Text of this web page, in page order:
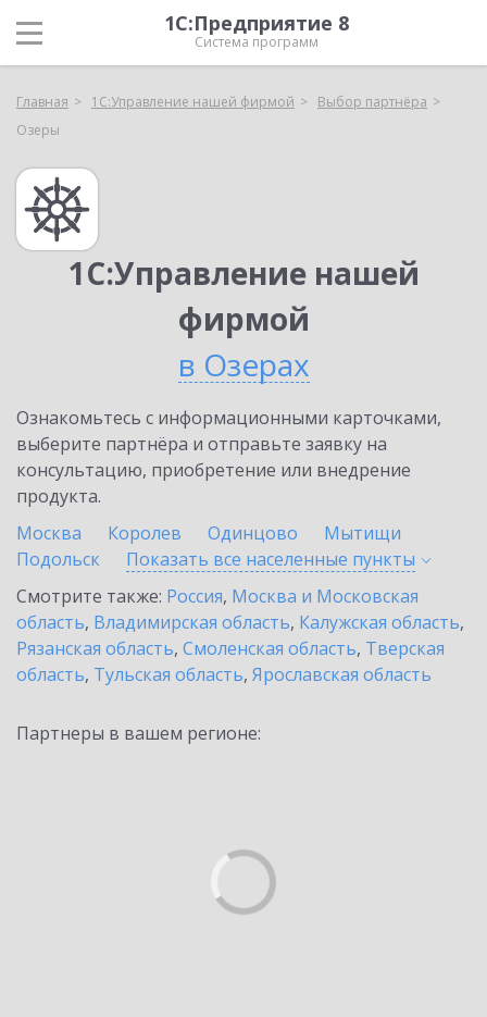
1С:Предприятие 8
Система программ
Главная 1С:Управление нашей фирмой
Выбор партнёра
Озеры
1С:Управление нашей
фирмой
в Озерах
Ознакомьтесь с информационными карточками,
выберите партнёра и отправьте заявку на
консультацию, приобретение или внедрение
продукта.
Москва
Королев Одинцово
Мытищи
Подольск
Показать все населенные пункты
Смотрите также: Россия, Москва и Московская
область, Владимирская область, Калужская область,
Рязанская область, Смоленская область, Тверская
область, Тульская область, Ярославская область
Партнеры в вашем регионе: